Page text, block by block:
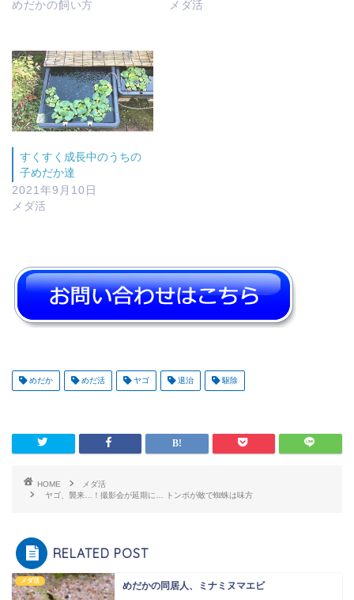
めだかの飼い方
メダ活
すくすく成長中のうちの
子めだか達
2021年9月10日
メダ活
めだか めだ活 ヤゴ 退治 駆除
HOME
メダ活
ヤゴ、襲来…！撮影会が延期に… トンボが敵で蜘蛛は味方
RELATED POST
メダ活 めだかの同居人、ミナミヌマエビ